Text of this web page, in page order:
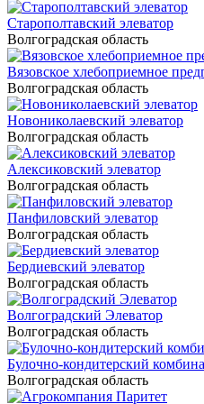
Старополтавский элеватор
Волгоградская область
Вязовское хлебоприемное
Волгоградская область
Новониколаевский элеватор
Волгоградская область
Алексиковский элеватор
Волгоградская область
Панфиловский элеватор
Волгоградская область
Бердиевский элеватор
Волгоградская область
Волгоградский Элеватор
Волгоградская область
Булочно-кондитерский
Волгоградская область